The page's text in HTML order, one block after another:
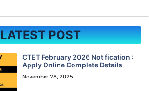
LATEST POST
CTET February 2026 Notification :
Apply Online Complete Details
November 28, 2025